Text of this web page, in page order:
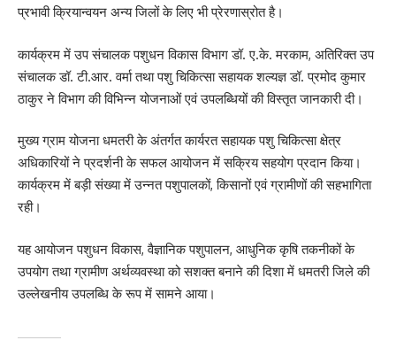
प्रभावी क्रियान्वयन अन्य जिलों के लिए भी प्रेरणास्रोत है।
कार्यक्रम में उप संचालक पशुधन विकास विभाग डॉ. ए.के. मरकाम, अतिरिक्त उप
संचालक डॉ. टी.आर. वर्मा तथा पशु चिकित्सा सहायक शल्यज्ञ डॉ. प्रमोद कुमार
ठाकुर ने विभाग की विभिन्न योजनाओं एवं उपलब्धियों की विस्तृत जानकारी दी।
मुख्य ग्राम योजना धमतरी के अंतर्गत कार्यरत सहायक पशु चिकित्सा क्षेत्र
अधिकारियों ने प्रदर्शनी के सफल आयोजन में सक्रिय सहयोग प्रदान किया।
कार्यक्रम में बड़ी संख्या में उन्नत पशुपालकों, किसानों एवं ग्रामीणों की सहभागिता
रही।
यह आयोजन पशुधन विकास, वैज्ञानिक पशुपालन, आधुनिक कृषि तकनीकों के
उपयोग तथा ग्रामीण अर्थव्यवस्था को सशक्त बनाने की दिशा में धमतरी जिले की
उल्लेखनीय उपलब्धि के रूप में सामने आया।